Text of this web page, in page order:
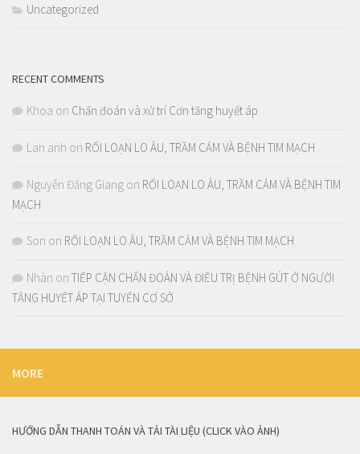
Uncategorized
RECENT COMMENTS
Khoa on Chẩn đoán và xử trí Cơn tăng huyết áp
Lan anh on RỐI LOẠN LO ÂU, TRẦM CẢM VÀ BỆNH TIM MẠCH
Nguyễn Đăng Giang on RỐI LOẠN LO ÂU, TRẦM CẢM VÀ BỆNH TIM
MẠCH
Son on RỐI LOẠN LO ÂU, TRẦM CẢM VÀ BỆNH TIM MẠCH
Nhàn on TIẾP CẬN CHẨN ĐOÁN VÀ ĐIỀU TRỊ BỆNH GÚT Ở NGƯỜI
TĂNG HUYẾT ÁP TẠI TUYẾN CƠ SỞ
MORE
HƯỚNG DẪN THANH TOÁN VÀ TẢI TÀI LIỆU (CLICK VÀO ẢNH)